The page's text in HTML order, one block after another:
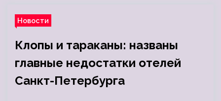
Новости
Клопы и тараканы: названы
главные недостатки отелей
Санкт-Петербурга